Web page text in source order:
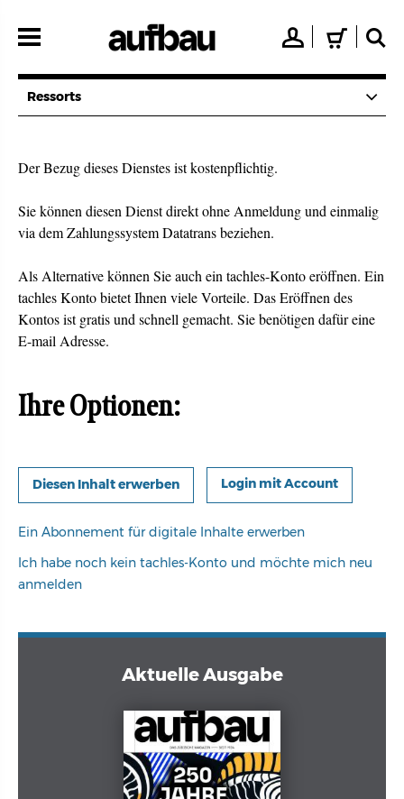
zum
👤 🛒 🔍
Ressorts
Der Bezug dieses Dienstes ist kostenpflichtig.
Sie können diesen Dienst direkt ohne Anmeldung und einmalig
via dem Zahlungssystem Datatrans beziehen.
Als Alternative können Sie auch ein tachles-Konto eröffnen. Ein
tachles Konto bietet Ihnen viele Vorteile. Das Eröffnen des
Kontos ist gratis und schnell gemacht. Sie benötigen dafür eine
E-mail Adresse.
Ihre Optionen:
Login mit Account
Ein Abonnement für digitale Inhalte erwerben
Ich habe noch kein tachles-Konto und möchte mich neu
anmelden
Aktuelle Ausgabe